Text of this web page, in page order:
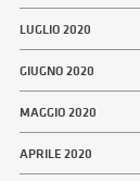
LUGLIO 2020
GIUGNO 2020
MAGGIO 2020
APRILE 2020